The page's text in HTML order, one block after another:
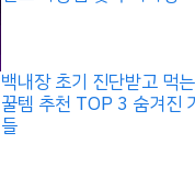
백내장 초기 진단받고 먹
꿀템 추천 TOP 3 숨겨진
들